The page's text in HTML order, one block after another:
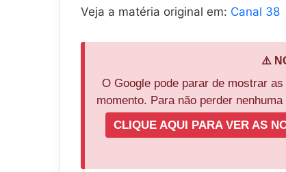
Veja a matéria original em: Canal 38
⚠️
O Google pode parar de mostrar
momento. Para não perder
CLIQUE AQUI PARA VER AS